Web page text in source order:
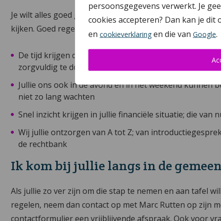
persoonsgegevens verwerkt. Je
cookies accepteren? Dan kan je
en cookieverklaring en die van Google.
Je wilt alles goed geregeld hebben zodat jullie straks
kijken. Goed regelen betekent bij Bmiddl.nl dat jullie:
De tijd krijgen die jullie nodig hebben, zowel zakelijk
zorgvuldig te doorlopen; ik pas me aan op jullie tempo
Jullie ons ook in de avond en in het weekend kunnen
niet zo lang wachten
Snel inzicht krijgen in jullie financiële situatie; die van
Wij jullie ontzorgen van A tot Z; van
de rechtbank
Ik kom bij jullie langs in de
Als jullie zo ver zijn om die stap te nemen en aan tafel
regelen, neem dan contact op met Marc Rutten op zijn
contactformulier een vrijblijvende afspraak. Ook voor